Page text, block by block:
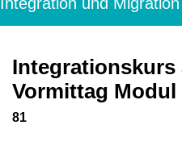
Integrationskurs
Vormittag Modul
81